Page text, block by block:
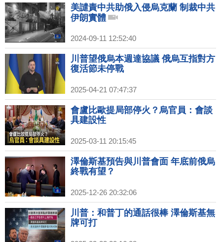
美譴責中共助俄入侵烏克蘭 制裁中共
伊朗實體
2024-09-11 12:52:40
川普望俄烏本週達協議 俄烏互指對方
復活節未停戰
2025-04-21 07:47:37
會盧比歐提局部停火？烏官員：會談
具建設性
2025-03-11 20:15:45
澤倫斯基預告與川普會面 年底前俄烏
終戰有望？
2025-12-26 20:32:06
川普：和普丁的通話很棒 澤倫斯基無
牌可打